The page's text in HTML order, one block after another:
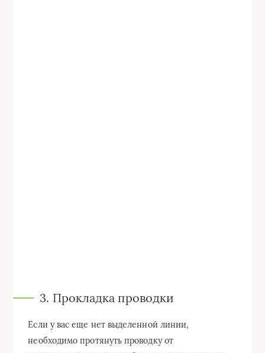
3. Прокладка проводки
Если у вас еще нет выделенной линии,
необходимо протянуть проводку от